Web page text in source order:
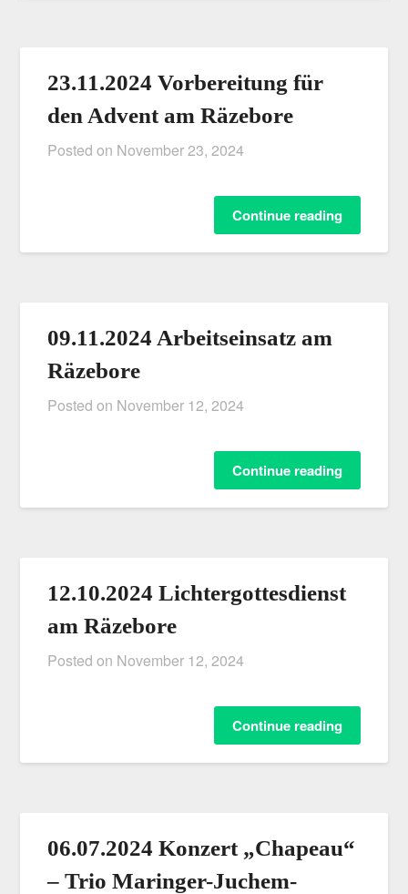
23.11.2024 Vorbereitung für
den Advent am Räzebore
Posted on November 23, 2024
Continue reading
09.11.2024 Arbeitseinsatz am
Räzebore
Posted on November 12, 2024
Continue reading
12.10.2024 Lichtergottesdienst
am Räzebore
Posted on November 12, 2024
Continue reading
06.07.2024 Konzert „Chapeau“
– Trio Maringer-Juchem-